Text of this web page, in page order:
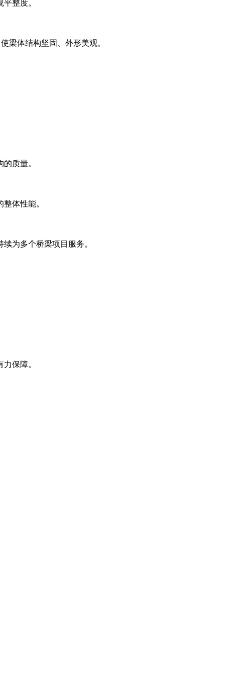
整度。
体结构坚固、外形美观。
质量。
体性能。
为多个桥梁项目服务。
保障。